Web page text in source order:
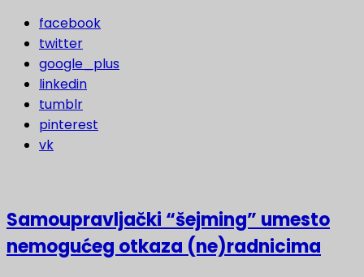
facebook
twitter
google_plus
linkedin
tumblr
pinterest
vk
Samoupravljački “šejming” umesto
nemogućeg otkaza (ne)radnicima